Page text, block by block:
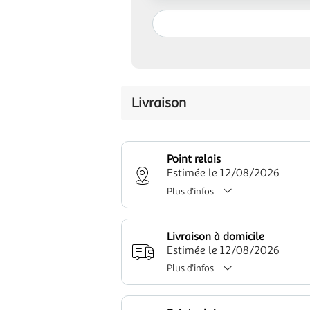
Livraison
Point relais
Estimée le 12/08/2026
Plus d'infos
Livraison à domicile
Estimée le 12/08/2026
Plus d'infos